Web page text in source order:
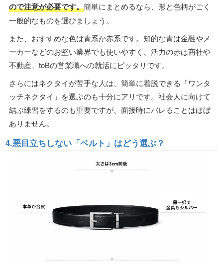
ので注意が必要です。簡単にまとめるなら、形と色柄がごく
一般的なものを選びましょう。
また、おすすめな色は青系か赤系です。知的な青は金融やメ
ーカーなどのお堅い業界でも使いやすく、活力の赤は商社や
不動産、toBの営業職への就活にピッタリです。
さらにはネクタイが苦手な人は、簡単に着脱できる「ワンタ
ッチネクタイ」を選ぶのも十分にアリです。社会人に向けて
結ぶ練習をするのも重要ですが、面接時にバレることはほぼ
ありません。
4.悪目立ちしない「ベルト」はどう選ぶ？